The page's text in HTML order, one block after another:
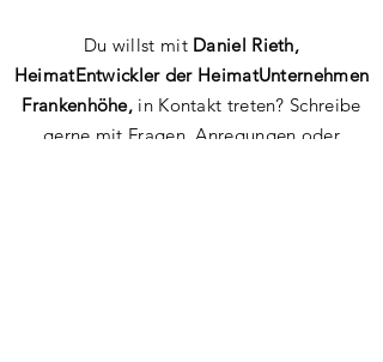
Du willst mit Daniel Rieth,
HeimatEntwickler der HeimatUnternehmen
Frankenhöhe, in Kontakt treten? Schreibe
gerne mit Fragen, Anregungen oder